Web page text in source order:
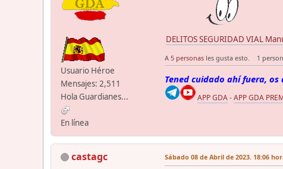
Usuario Héroe
Mensajes: 2,511
Hola Guardianes...
En línea
DELITOS SEGURIDAD VIAL
A 5 personas les gusta esto. 1
Tened cuidado ahí fuera,
APP GDA-APP GDA
castagc Sábado 08 de Abril de 2023. 18:06